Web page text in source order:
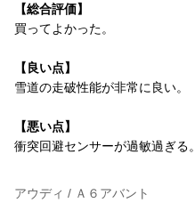
【総合評価】
買ってよかった。
【良い点】
雪道の走破性能が非常に良い。
【悪い点】
衝突回避センサーが過敏過ぎる。
アウディ / Ａ６アバント